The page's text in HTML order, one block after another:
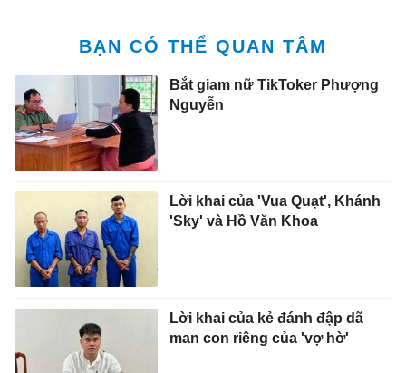
BẠN CÓ THỂ QUAN TÂM
Bắt giam nữ TikToker Phượng
Nguyễn
Lời khai của 'Vua Quạt', Khánh
'Sky' và Hồ Văn Khoa
Lời khai của kẻ đánh đập dã
man con riêng của 'vợ hờ'